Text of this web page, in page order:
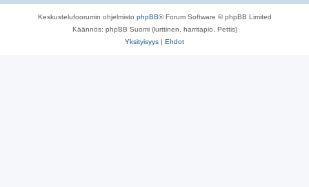
Keskustelufoorumin ohjelmisto phpBB® Forum Software © phpBB Limited
Käännös: phpBB Suomi (lurttinen, harritapio, Pettis)
Yksityisyys | Ehdot